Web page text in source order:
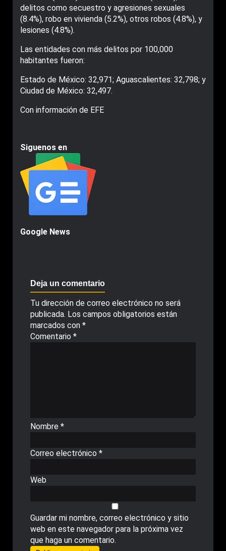
delitos como secuestro y agresiones sexuales
(8.4%), robo en vivienda (5.2%), otros robos (4.8%), y
lesiones (4.8%).
Las entidades con más delitos por 100,000
habitantes fueron:
Estado de México: 32,971; Aguascalientes: 32,798; y
Ciudad de México: 32,497.
Con información de EFE
Siguenos en
Google News
Deja un comentario
Tu dirección de correo electrónico no será
publicada. Los campos obligatorios están
marcados con *
Comentario *
Nombre *
Correo electrónico *
Web
Guardar mi nombre, correo electrónico y sitio
web en este navegador para la próxima vez
que haga un comentario.